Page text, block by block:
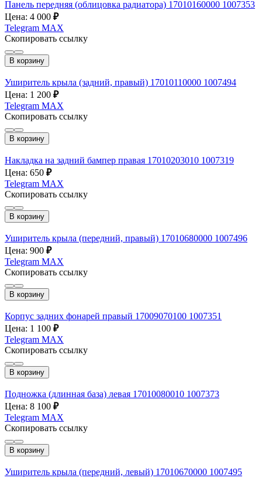
Панель передняя (облицовка радиатора) 17010160000 1007353
Цена: 4 000 ₽
Telegram MAX
Скопировать ссылку
В корзину
Уширитель крыла (задний, правый) 17010110000 1007494
Цена: 1 200 ₽
Telegram MAX
Скопировать ссылку
В корзину
Накладка на задний бампер правая 17010203010 1007319
Цена: 650 ₽
Telegram MAX
Скопировать ссылку
В корзину
Уширитель крыла (передний, правый) 17010680000 1007496
Цена: 900 ₽
Telegram MAX
Скопировать ссылку
В корзину
Корпус задних фонарей правый 17009070100 1007351
Цена: 1 100 ₽
Telegram MAX
Скопировать ссылку
В корзину
Подножка (длинная база) левая 17010080010 1007373
Цена: 8 100 ₽
Telegram MAX
Скопировать ссылку
В корзину
Уширитель крыла (передний, левый) 17010670000 1007495